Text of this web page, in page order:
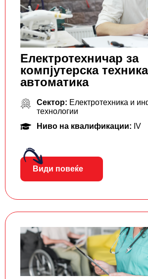
Електротехничар за
компјутерска
автоматика
Сектор: Електротехника и
технологии
Ниво на квалификации: IV
Види повеќе